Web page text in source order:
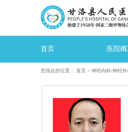
首页 医院
您现在的位置： 首页 > 神经内科/神经外